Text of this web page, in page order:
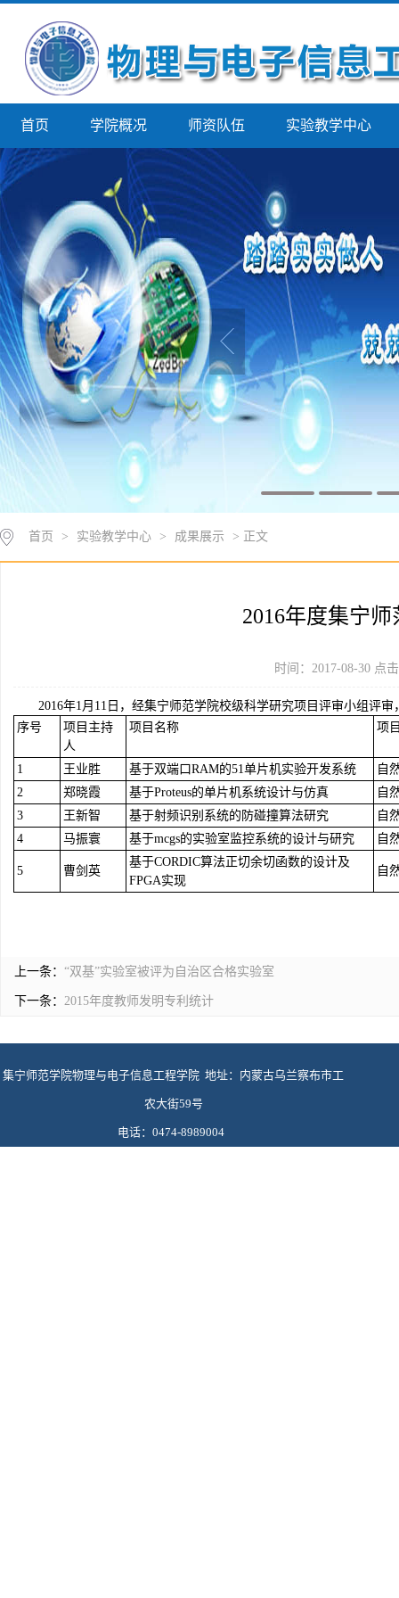
首页 学院概况 师资队伍 实验教学中心
首页 > 实验教学中心 > 成果展示 > 正文
2016年度集宁
时间：2017-08-30 点
2016年1月11日，经集宁师范学院校级科学研究项目评审小组评
序号
项目主持
人
项目名称 项
1 王业胜 基于双端口RAM的51单片机实验开发系统
自
2
郑晓霞 基于Proteus的单片机系统设计与仿真
自
3
王新智 基于射频识别系统的防碰撞算法研究
自
4
马振寰 基于mcgs的实验室监控系统的设计与研究 自
5 曹剑英
基于CORDIC算法正切余切函数的设计及
FPGA实现
自
上一条： “双基”实验室被评为自治区合格实验室
下一条： 2015年度教师发明专利统计
集宁师范学院物理与电子信息工程学院 地址：内蒙古乌兰察布市工
农大街59号
电话：0474-8989004